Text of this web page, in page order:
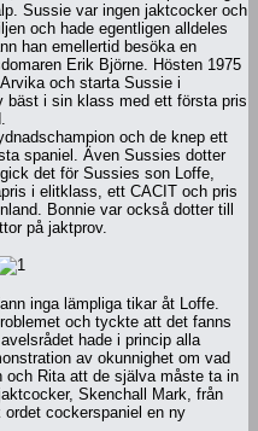
Sussie var ingen jaktcocker och
och hade egentligen alldeles
han emellertid besöka en
Erik Björne. Hösten 1975
och starta Sussie i
bäst i sin klass med ett första pris
och de knep ett
spaniel. Även Sussies dotter
det för Sussies son Loffe,
i elitklass, ett CACIT och pris
Bonnie var också dotter till
på jaktprov.
inga lämpliga tikar åt Loffe.
och tyckte att det fanns
hade i princip alla
av okunnighet om vad
och Rita att de själva måste ta in
Skenchall Mark, från
cockerspaniel en ny